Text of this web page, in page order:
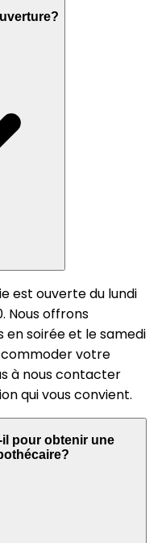
est ouverte du lundi
Nous offrons
soirée et le samedi
votre
à nous contacter
qui vous convient.
pour obtenir une